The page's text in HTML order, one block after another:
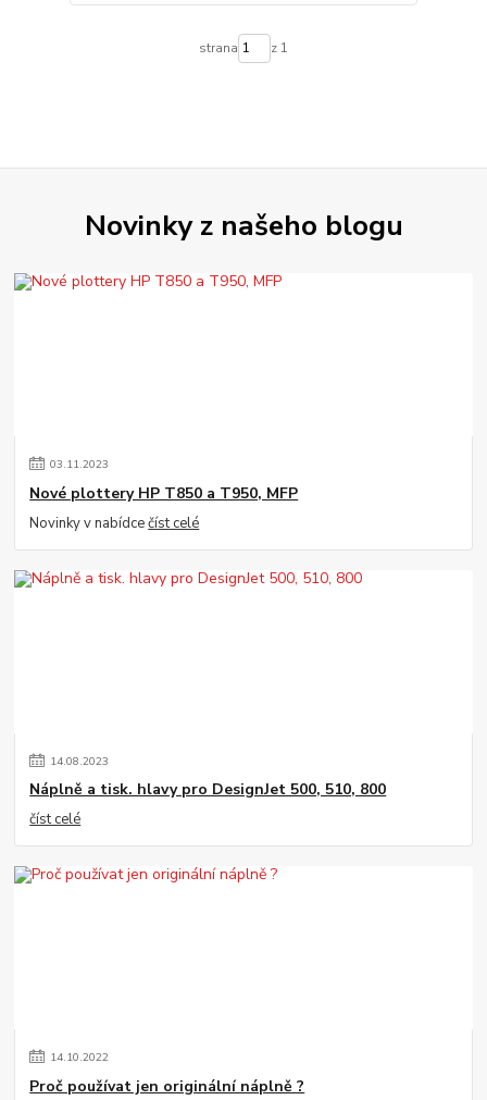
strana z 1
Novinky z našeho blogu
03.11.2023
Nové plottery HP T850 a T950, MFP
Novinky v nabídcečíst celé
14.08.2023
Náplně a tisk. hlavy pro DesignJet 500, 510, 800
číst celé
14.10.2022
Proč používat jen originální náplně ?